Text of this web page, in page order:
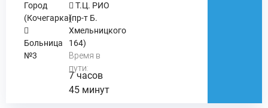
Город
(Кочегарка)
Больница
№3
Т.Ц. РИО
(пр-т Б.
Хмельницкого
164)
Время в
пути:
7 часов
45 минут